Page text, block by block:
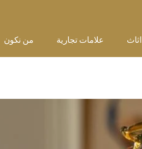
من نكون علامات تجارية اثاث